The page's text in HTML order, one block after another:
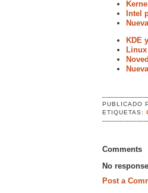
Intel
KDE
PUBLICADO
ETIQUETAS:
Comments
No
Post a